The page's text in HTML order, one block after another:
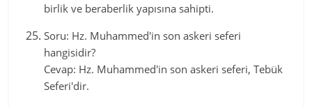
birlik ve beraberlik yapısına sahipti.
Soru: Hz. Muhammed'in son askeri seferi
hangisidir?
Cevap: Hz. Muhammed'in son askeri seferi, Tebük
Seferi'dir.